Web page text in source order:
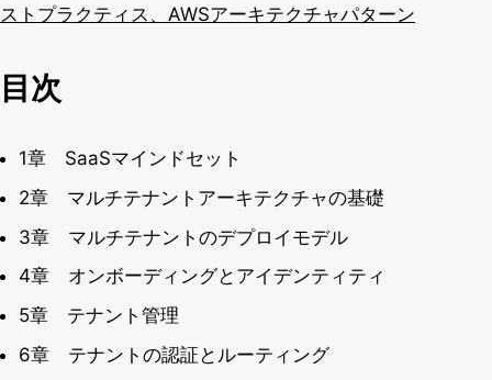
ストプラクティス、AWSアーキテクチャパターン
目次
1章 SaaSマインドセット
2章 マルチテナントアーキテクチャの基礎
3章 マルチテナントのデプロイモデル
4章 オンボーディングとアイデンティティ
5章 テナント管理
6章 テナントの認証とルーティング